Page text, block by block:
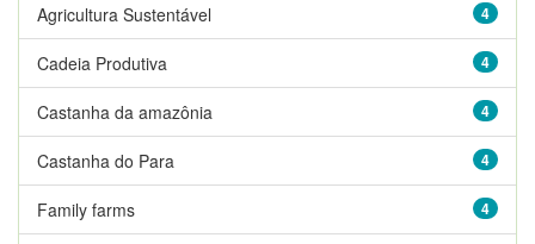
4
Agricultura Sustentável
4
Cadeia Produtiva
4
Castanha da amazônia
4
Castanha do Para
4
Family farms